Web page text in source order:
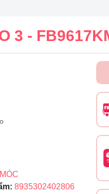
3 -
8935302402806